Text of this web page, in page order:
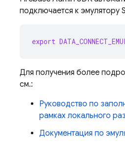
подключается к эмулятору
export
Для получения более
см.:
Руководство по
рамках локального
Документация по